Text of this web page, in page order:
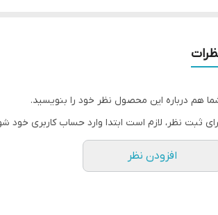
هم درباره این محصول نظر خود را بنویسید.
ثبت نظر، لازم است ابتدا وارد حساب کاربری خود
افزودن نظر